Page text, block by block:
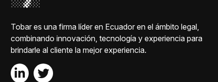
Tobar es una firma líder en Ecuador en el ámbito legal,
combinando innovación, tecnología y experiencia para
brindarle al cliente la mejor experiencia.